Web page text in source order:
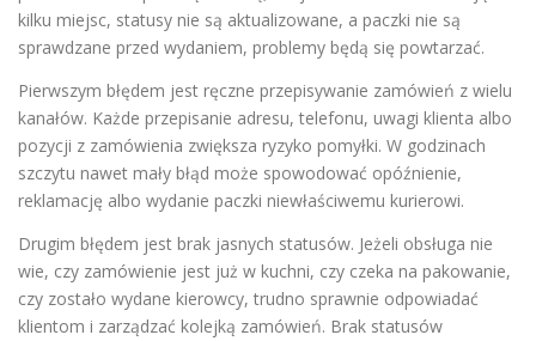
kilku miejsc, statusy nie są aktualizowane, a paczki nie są
sprawdzane przed wydaniem, problemy będą się powtarzać.
Pierwszym błędem jest ręczne przepisywanie zamówień z wielu
kanałów. Każde przepisanie adresu, telefonu, uwagi klienta albo
pozycji z zamówienia zwiększa ryzyko pomyłki. W godzinach
szczytu nawet mały błąd może spowodować opóźnienie,
reklamację albo wydanie paczki niewłaściwemu kurierowi.
Drugim błędem jest brak jasnych statusów. Jeżeli obsługa nie
wie, czy zamówienie jest już w kuchni, czy czeka na pakowanie,
czy zostało wydane kierowcy, trudno sprawnie odpowiadać
klientom i zarządzać kolejką zamówień. Brak statusów